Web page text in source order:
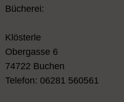
Bücherei:
Klösterle
Obergasse 6
74722 Buchen
Telefon: 06281 560561